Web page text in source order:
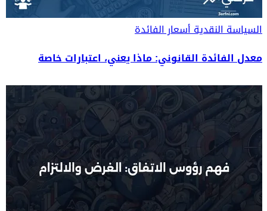
السياسة النقديةأسعار الفائدة
معدل الفائدة القانوني: ماذا يعني، اعتبارات خاصة